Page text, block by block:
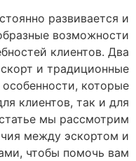
развивается и
возможности
клиентов. Два
и традиционные
которые
клиентов, так и для
мы рассмотрим
между эскортом и
чтобы помочь вам